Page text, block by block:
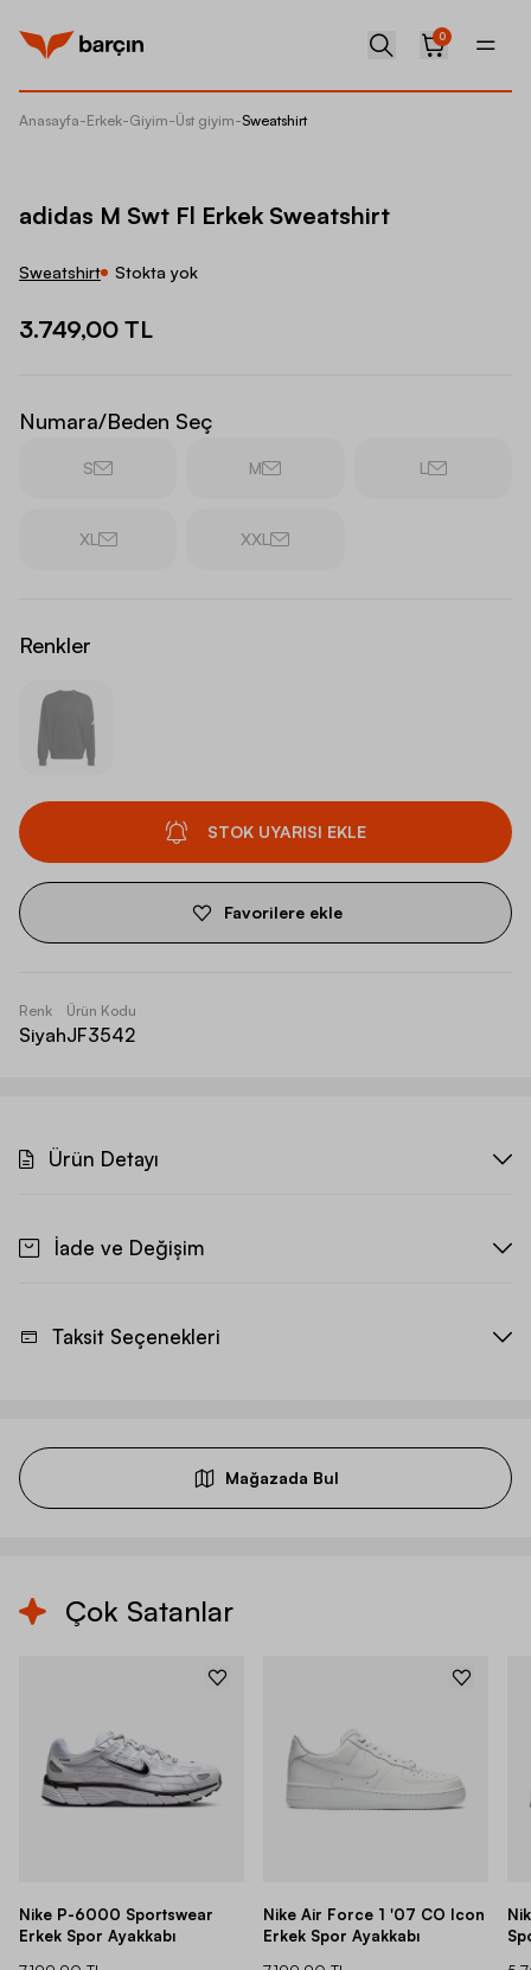
0
Anasayfa-Erkek-Giyim-Üst giyim-Sweatshirt
adidas M Swt Fl Erkek Sweatshirt
Sweatshirt Stokta yok
3.749,00 TL
Numara/Beden Seç
S M L
XL XXL
Renkler
STOK UYARISI EKLE
Favorilere ekle
Renk
Siyah
Ürün Kodu
JF3542
Ürün Detayı
İade ve Değişim
Taksit Seçenekleri
Mağazada Bul
Çok Satanlar
Nike P-6000 Sportswear
Erkek Spor Ayakkabı
Nike Air Force 1 '07 CO Icon
Erkek Spor Ayakkabı